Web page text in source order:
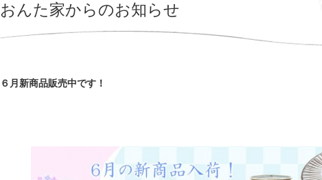
おんた家からのお知らせ
６月新商品販売中です！